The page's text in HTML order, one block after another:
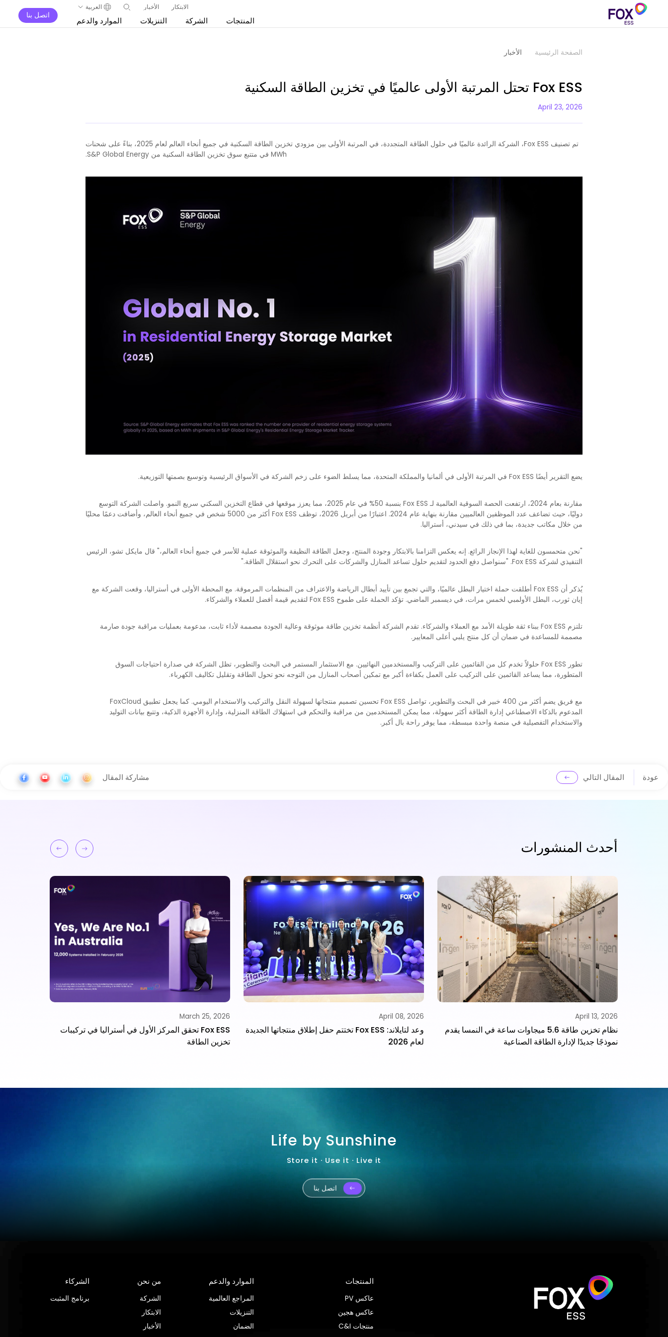
الابتكار الأخبار العربية
المنتجات الشركة التنزيلات الموارد والدعم
اتصل بنا
الصفحة الرئيسية الأخبار
Fox ESS تحتل المرتبة الأولى عالميًا في تخزين الطاقة السكنية
April 23, 2026
تم تصنيف Fox ESS، الشركة الرائدة عالميًا في حلول الطاقة المتجددة، في المرتبة الأولى بين مزودي تخزين الطاقة السكنية في جميع أنحاء العالم لعام 2025، بناءً على شحنات
MWh في متتبع سوق تخزين الطاقة السكنية من S&P Global Energy.
يضع التقرير أيضًا Fox ESS في المرتبة الأولى في ألمانيا والمملكة المتحدة، مما يسلط الضوء على زخم الشركة في الأسواق الرئيسية وتوسيع بصمتها التوزيعية.
مقارنة بعام 2024، ارتفعت الحصة السوقية العالمية لـ Fox ESS بنسبة 50% في عام 2025، مما يعزز موقعها في قطاع التخزين السكني سريع النمو. واصلت الشركة التوسع
دوليًا، حيث تضاعف عدد الموظفين العالميين مقارنة بنهاية عام 2024. اعتبارًا من أبريل 2026، توظف Fox ESS أكثر من 5000 شخص في جميع أنحاء العالم، وأضافت دعمًا محليًا
من خلال مكاتب جديدة، بما في ذلك في سيدني، أستراليا.
"نحن متحمسون للغاية لهذا الإنجاز الرائع. إنه يعكس التزامنا بالابتكار وجودة المنتج، وجعل الطاقة النظيفة والموثوقة عملية للأسر في جميع أنحاء العالم،" قال مايكل تشو، الرئيس
التنفيذي لشركة Fox ESS. "سنواصل دفع الحدود لتقديم حلول تساعد المنازل والشركات على التحرك نحو استقلال الطاقة."
يُذكر أن Fox ESS أطلقت حملة اختيار البطل عالميًا، والتي تجمع بين تأييد أبطال الرياضة والاعتراف من المنظمات المرموقة. مع المحطة الأولى في أستراليا، وقعت الشركة مع
إيان ثورب، البطل الأولمبي لخمس مرات، في ديسمبر الماضي. تؤكد الحملة على طموح Fox ESS لتقديم قيمة أفضل للعملاء والشركاء.
تلتزم Fox ESS ببناء ثقة طويلة الأمد مع العملاء والشركاء. تقدم الشركة أنظمة تخزين طاقة موثوقة وعالية الجودة مصممة لأداء ثابت، مدعومة بعمليات مراقبة جودة صارمة
مصممة للمساعدة في ضمان أن كل منتج يلبي أعلى المعايير.
تطور Fox ESS حلولاً تخدم كل من القائمين على التركيب والمستخدمين النهائيين. مع الاستثمار المستمر في البحث والتطوير، تظل الشركة في صدارة احتياجات السوق
المتطورة، مما يساعد القائمين على التركيب على العمل بكفاءة أكبر مع تمكين أصحاب المنازل من التوجه نحو تحول الطاقة وتقليل تكاليف الكهرباء.
مع فريق يضم أكثر من 400 خبير في البحث والتطوير، تواصل Fox ESS تحسين تصميم منتجاتها لسهولة النقل والتركيب والاستخدام اليومي. كما يجعل تطبيق FoxCloud
المدعوم بالذكاء الاصطناعي إدارة الطاقة أكثر سهولة، مما يمكن المستخدمين من مراقبة والتحكم في استهلاك الطاقة المنزلية، وإدارة الأجهزة الذكية، وتتبع بيانات التوليد
والاستخدام التفصيلية في منصة واحدة مبسطة، مما يوفر راحة بال أكبر.
عودة المقال التالي مشاركة المقال
أحدث المنشورات
April 13, 2026
نظام تخزين طاقة 5.6 ميجاوات ساعة في النمسا يقدم
نموذجًا جديدًا لإدارة الطاقة الصناعية
April 08, 2026
وعد لتايلاند: Fox ESS تختتم حفل إطلاق منتجاتها الجديدة
لعام 2026
March 25, 2026
Fox ESS تحقق المركز الأول في أستراليا في تركيبات
تخزين الطاقة
Life by Sunshine
Store it · Use it · Live it
اتصل بنا
المنتجات
عاكس PV
عاكس هجين
منتجات C&I
الموارد والدعم
المراجع العالمية
التنزيلات
الضمان
من نحن
الشركة
الابتكار
الأخبار
الشركاء
برنامج المثبت